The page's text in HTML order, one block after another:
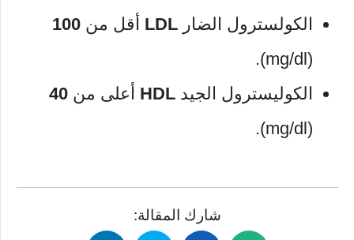
الكولسترول الضار LDL أقل من 100
(mg/dl).
الكوليسترول الجيد HDL أعلى من
(mg/dl).
شارك المقالة: